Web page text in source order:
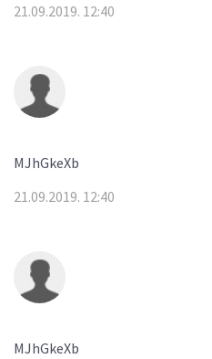
21.09.2019. 12:40
MJhGkeXb
21.09.2019. 12:40
MJhGkeXb